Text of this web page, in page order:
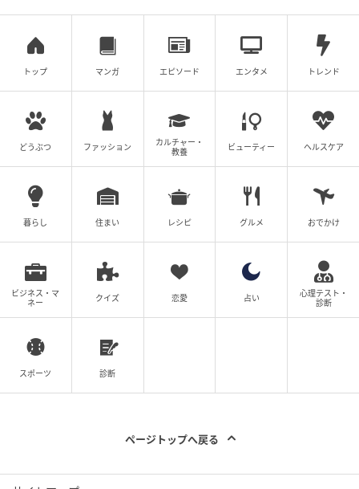
トップ マンガ エピソード エンタメ トレンド
どうぶつ ファッション
カルチャー・
教養
ビューティー ヘルスケア
暮らし 住まい レシピ グルメ おでかけ
ビジネス・マ
ネー
クイズ 恋愛 占い
心理テスト・
診断
スポーツ 診断
ページトップへ戻る